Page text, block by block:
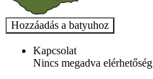
Kapcsolat
Nincs megadva elérhetőség